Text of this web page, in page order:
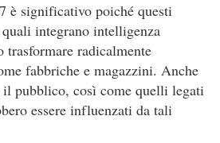
è significativo poiché questi
integrano intelligenza
radicalmente
fabbriche e magazzini. Anche
pubblico, così come quelli legati
essere influenzati da tali